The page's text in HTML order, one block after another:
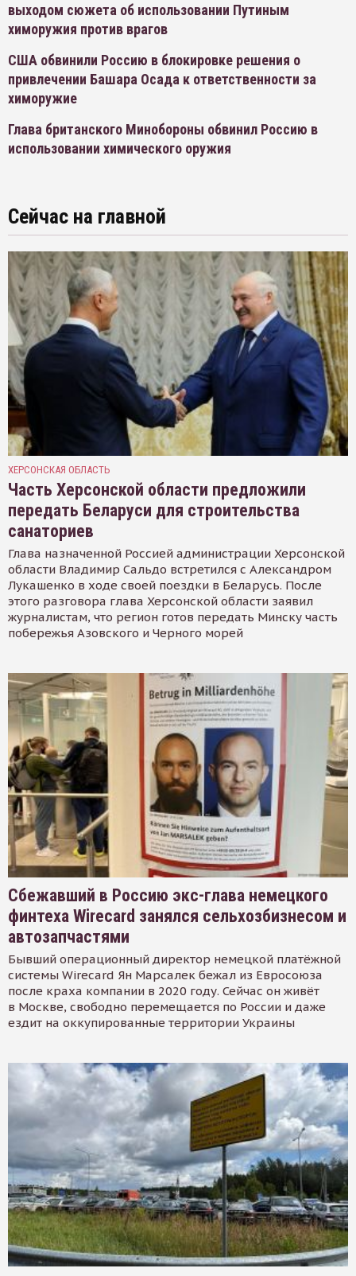
выходом сюжета об использовании Путиным
химоружия против врагов
США обвинили Россию в блокировке решения о
привлечении Башара Осада к ответственности за
химоружие
Глава британского Минобороны обвинил Россию в
использовании химического оружия
Сейчас на главной
ХЕРСОНСКАЯ ОБЛАСТЬ
Часть Херсонской области предложили
передать Беларуси для строительства
санаториев
Глава назначенной Россией администрации Херсонской
области Владимир Сальдо встретился с Александром
Лукашенко в ходе своей поездки в Беларусь. После
этого разговора глава Херсонской области заявил
журналистам, что регион готов передать Минску часть
побережья Азовского и Черного морей
Сбежавший в Россию экс-глава немецкого
финтеха Wirecard занялся сельхозбизнесом и
автозапчастями
Бывший операционный директор немецкой платёжной
системы Wirecard Ян Марсалек бежал из Евросоюза
после краха компании в 2020 году. Сейчас он живёт
в Москве, свободно перемещается по России и даже
ездит на оккупированные территории Украины